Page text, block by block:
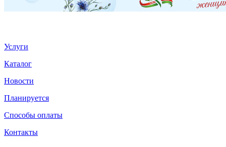
Услуги
Каталог
Новости
Планируется
Способы оплаты
Контакты